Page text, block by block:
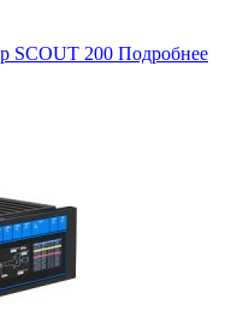
SCOUT 200 Подробнее